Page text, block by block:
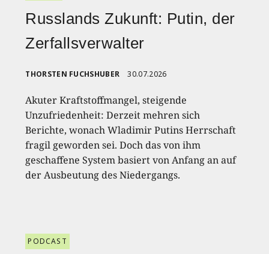
Russlands Zukunft: Putin, der
Zerfallsverwalter
THORSTEN FUCHSHUBER 30.07.2026
Akuter Kraftstoffmangel, steigende
Unzufriedenheit: Derzeit mehren sich
Berichte, wonach Wladimir Putins Herrschaft
fragil geworden sei. Doch das von ihm
geschaffene System basiert von Anfang an auf
der Ausbeutung des Niedergangs.
PODCAST